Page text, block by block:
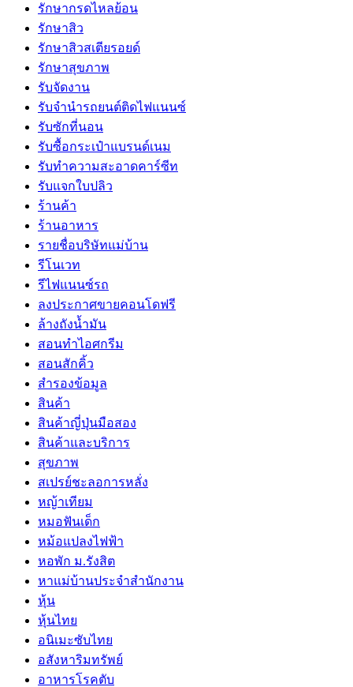
รักษากรดไหลย้อน
รักษาสิว
รักษาสิวสเตียรอยด์
รักษาสุขภาพ
รับจัดงาน
รับจํานํารถยนต์ติดไฟแนนซ์
รับซักที่นอน
รับซื้อกระเป๋าแบรนด์เนม
รับทำความสะอาดคาร์ซีท
รับแจกใบปลิว
ร้านค้า
ร้านอาหาร
รายชื่อบริษัทแม่บ้าน
รีโนเวท
รีไฟแนนซ์รถ
ลงประกาศขายคอนโดฟรี
ล้างถังน้ำมัน
สอนทำไอศกรีม
สอนสักคิ้ว
สำรองข้อมูล
สินค้า
สินค้าญี่ปุ่นมือสอง
สินค้าและบริการ
สุขภาพ
สเปรย์ชะลอการหลั่ง
หญ้าเทียม
หมอฟันเด็ก
หม้อแปลงไฟฟ้า
หอพัก ม.รังสิต
หาแม่บ้านประจำสำนักงาน
หุ้น
หุ้นไทย
อนิเมะซับไทย
อสังหาริมทรัพย์
อาหารโรคตับ